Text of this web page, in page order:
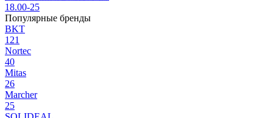
18.00-25
Популярные бренды
BKT
121
Nortec
40
Mitas
26
Marcher
25